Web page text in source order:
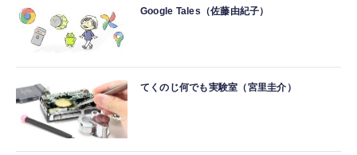
Google Tales（佐藤由紀子）
てくのじ何でも実験室（宮里圭介）